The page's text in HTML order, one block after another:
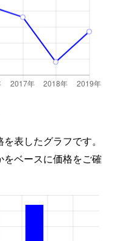
表したグラフです。
ベースに価格をご確